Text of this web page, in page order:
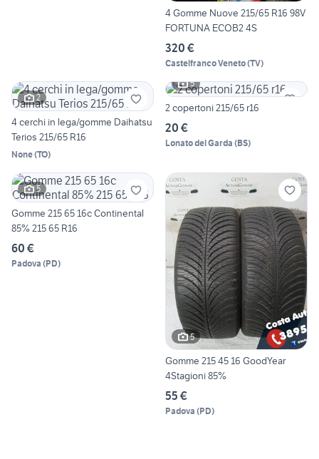
4 Gomme Nuove 215/65 R16 98V
FORTUNA ECOB2 4S
320 €
Castelfranco Veneto(TV)
2
4 cerchi in lega/gomme Daihatsu
Terios 215/65 R16
None(TO)
5
2 copertoni 215/65 r16
20 €
Lonato del Garda (BS)
5
Gomme 215 65 16c Continental
85% 215 65 R16
60 €
Padova (PD)
5
Gomme 215 45 16 GoodYear
4Stagioni 85%
55 €
Padova (PD)